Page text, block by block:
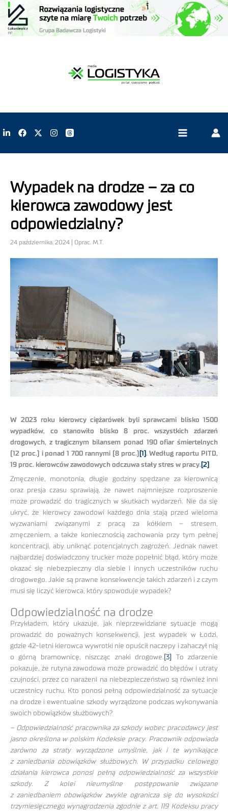
Wypadek na drodze – za co
kierowca zawodowy jest
odpowiedzialny?
24 października, 2024 | Oprac. M.T.
W 2023 roku kierowcy ciężarówek byli sprawcami blisko 1500
wypadków, co stanowiło blisko 8 proc. wszystkich zdarzeń
drogowych, z tragicznym bilansem ponad 190 ofiar śmiertelnych
(12 proc.) i ponad 1 700 rannymi (8 proc.) [1]. Według raportu PITD,
19 proc. kierowców zawodowych odczuwa stały stres w pracy. [2]
Zmęczenie, monotonia, długie godziny spędzane za kierownicą
oraz presja czasu sprawiają, że nawet najmniejsze rozproszenie
może prowadzić do tragicznych w skutkach wydarzeń. Nie da się
ukryć, że kierowcy zawodowi każdego dnia stają przed wieloma
wyzwaniami związanymi z pracą za kółkiem – stresem,
zmęczeniem, a także koniecznością zachowania przy tym pełnej
koncentracji, aby uniknąć potencjalnych zagrożeń. Jednak nawet
najbardziej doświadczony trucker może popełnić błąd, który może
okazać się niebezpieczny dla siebie i innych uczestników ruchu
drogowego. Jakie są prawne konsekwencje takich zdarzeń i z czym
musi się liczyć kierowca, który spowoduje wypadek?
Odpowiedzialność na drodze
Przykładem, który ukazuje, jak nieprzewidziane sytuacje mogą
prowadzić do poważnych konsekwencji, jest wypadek w Łodzi,
gdzie 42-letni kierowca wywrotki nie opuścił naczepy i zahaczył nią
o górną bramownicę, niszcząc znaki drogowe. [3]
To zdarzenie
pokazuje, że rutyna zawodowa może prowadzić do błędów i utraty
czujności, przez co narażeni na niebezpieczeństwo są również inni
uczestnicy ruchu. Kto ponosi pełną odpowiedzialność za sytuacje
na drodze i ewentualne szkody wyrządzone podczas wykonywania
swoich obowiązków służbowych?
– Odpowiedzialność pracownika za szkody wobec pracodawcy jest
jasno określona w polskim Kodeksie pracy. Pracownik odpowiada
zarówno za straty wyrządzone umyślnie, jak i te wynikające
z zaniedbania obowiązków służbowych. W przypadku celowego
działania kierowca ponosi pełną odpowiedzialność za wszystkie
szkody. Z kolei nieumyślne postępowanie związane
z zaniedbaniem obowiązków zwykle ogranicza się do wysokości
trzymiesięcznego wynagrodzenia zgodnie z art. 119 Kodeksu pracy